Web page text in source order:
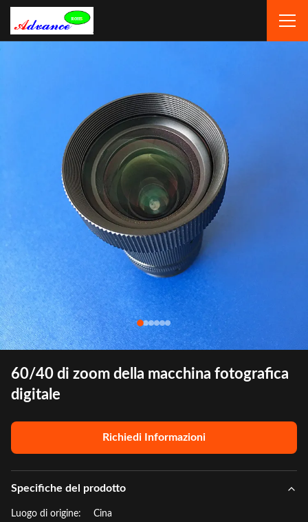
60/40 di zoom della macchina fotografica
digitale
Richiedi Informazioni
Specifiche del prodotto
Luogo di origine:
Cina